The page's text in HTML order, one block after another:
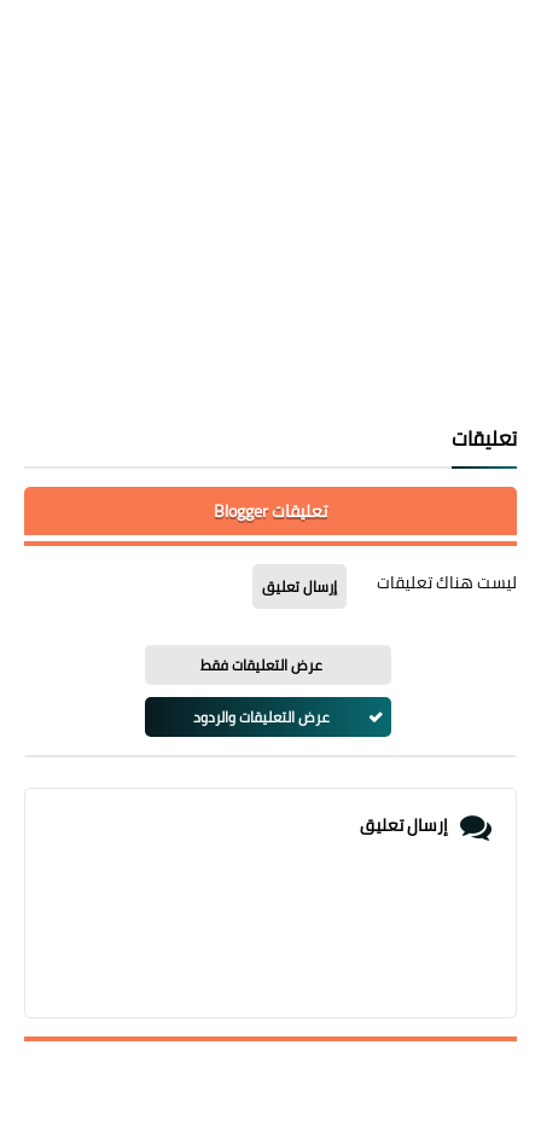
تعليقات
تعليقات Blogger
ليست هناك تعليقات إرسال تعليق
عرض التعليقات فقط
عرض التعليقات والردود
إرسال تعليق